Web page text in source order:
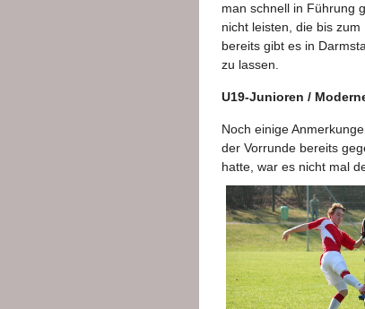
man schnell in Führung
nicht leisten, die bis
bereits gibt es in
zu lassen.
U19-Junioren /
Noch einige
der Vorrunde bereits
hatte, war es nicht mal